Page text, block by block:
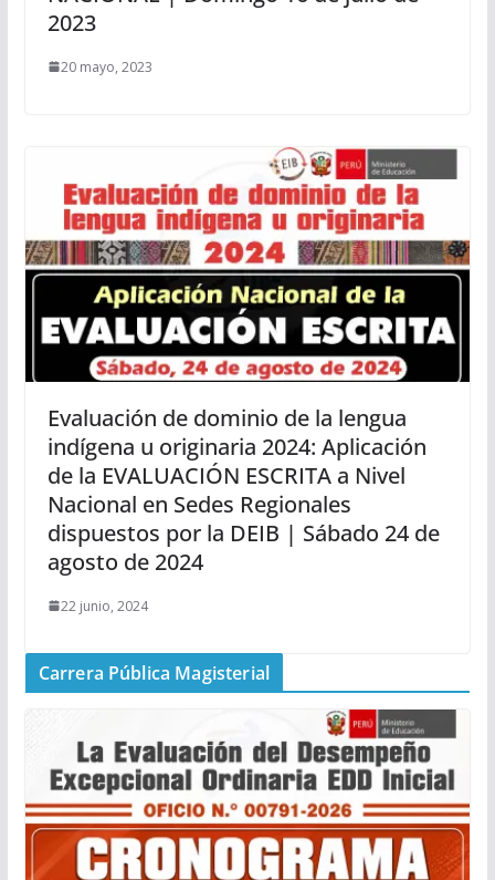
2023
20 mayo, 2023
Evaluación de dominio de la lengua
indígena u originaria 2024: Aplicación
de la EVALUACIÓN ESCRITA a Nivel
Nacional en Sedes Regionales
dispuestos por la DEIB | Sábado 24 de
agosto de 2024
22 junio, 2024
Carrera Pública Magisterial